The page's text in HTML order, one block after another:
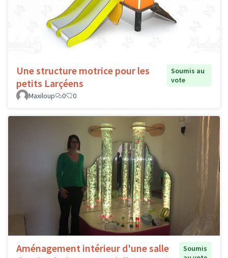
Une structure motrice pour les
petits Larçéens
Soumis au
vote
Maxiloup
0 0
Aménagement intérieur d'une salle
Soumis